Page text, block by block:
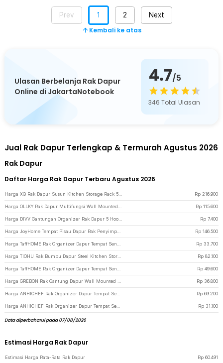
Prev 1 2 Next
Kembali ke atas
Ulasan Berbelanja Rak Dapur
Online di JakartaNotebook
4.7/5
346 Total Ulasan
Jual Rak Dapur Terlengkap & Termurah Agustus 2026
Rak Dapur
Daftar Harga Rak Dapur Terbaru Agustus 2026
Rp 216.900
Rp 115.600
Rp 7.400
Rp 146.500
Rp 33.700
Rp 82.100
Rp 49.600
Rp 36.800
Rp 69.200
Rp 31.100
Data diperbaharui pada 07/08/2026
Estimasi Harga Rak Dapur
Estimasi Harga Rata-Rata Rak Dapur Rp 60.491